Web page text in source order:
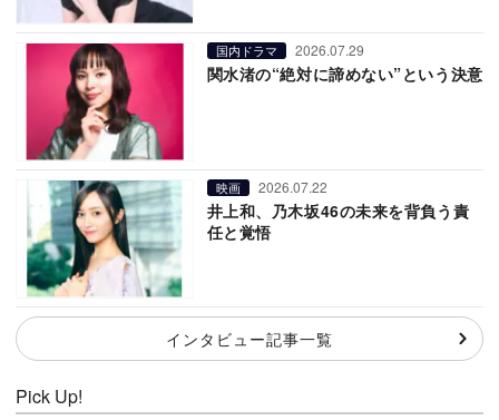
国内ドラマ 2026.07.29
関水渚の“絶対に諦めない”という決意
映画 2026.07.22
井上和、乃木坂46の未来を背負う責
任と覚悟
インタビュー記事一覧
Pick Up!